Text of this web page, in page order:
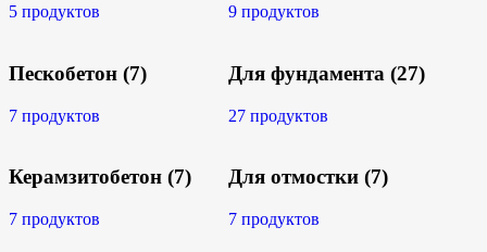
5 продуктов
Пескобетон (7)
7 продуктов
Керамзитобетон (7)
7 продуктов
9 продуктов
Для фундамента (27)
27 продуктов
Для отмостки (7)
7 продуктов